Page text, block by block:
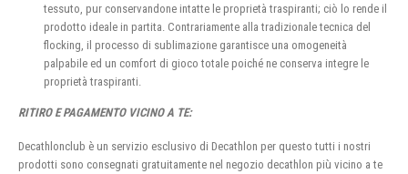
tessuto, pur conservandone intatte le proprietà traspiranti; ciò lo rende il
prodotto ideale in partita. Contrariamente alla tradizionale tecnica del
flocking, il processo di sublimazione garantisce una omogeneità
palpabile ed un comfort di gioco totale poiché ne conserva integre le
proprietà traspiranti.
RITIRO E PAGAMENTO VICINO A TE:
Decathlonclub è un servizio esclusivo di Decathlon per questo tutti i nostri
prodotti sono consegnati gratuitamente nel negozio decathlon più vicino a te